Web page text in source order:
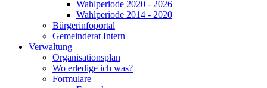
Wahlperiode 2020 - 2026
Wahlperiode 2014 - 2020
Bürgerinfoportal
Gemeinderat Intern
Verwaltung
Organisationsplan
Wo erledige ich was?
Formulare